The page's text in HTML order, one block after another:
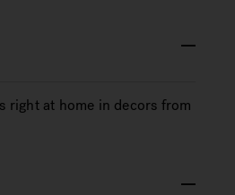
right at home in decors from